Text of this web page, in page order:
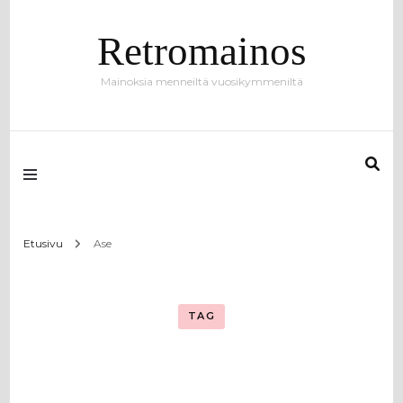
Retromainos
Mainoksia menneiltä vuosikymmeniltä
Etusivu Ase
TAG